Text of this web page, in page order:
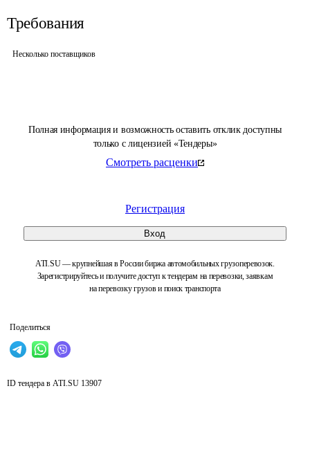
Полная информация и возможность оставить отклик доступны
только с лицензией «Тендеры»
Смотреть расценки
Регистрация
Вход
ATI.SU — крупнейшая в России биржа автомобильных грузоперевозок.
Зарегистрируйтесь и получите доступ к тендерам на перевозки, заявкам
на перевозку грузов и поиск транспорта
Поделиться
Требования
Несколько поставщиков
ID тендера в ATI.SU 13907